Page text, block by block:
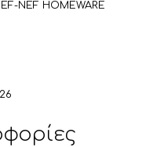
NEF HOMEWARE